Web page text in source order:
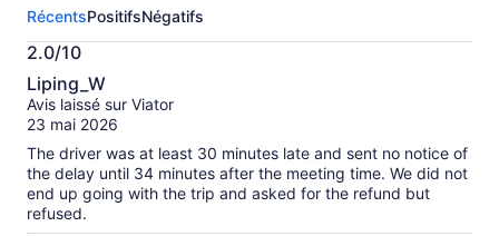
sur
cette
activité.
Plus
de
renseignements
les
avis
vérifiés
RécentsPositifsNégatifs
2.0/10
2.0
sur
10
Liping_W
Avis laissé sur Viator
23 mai 2026
The driver was at least 30 minutes late and sent no notice of
the delay until 34 minutes after the meeting time. We did not
end up going with the trip and asked for the refund but
refused.